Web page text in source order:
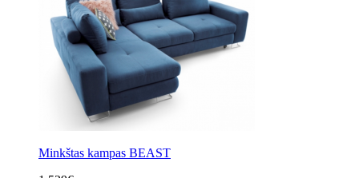
Minkštas kampas BEAST